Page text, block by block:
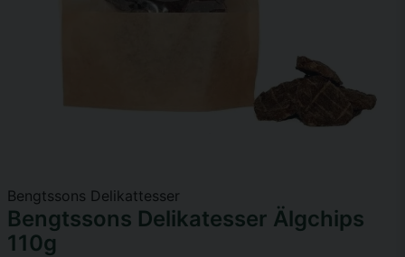
Bengtssons Delikattesser
Bengtssons Delikatesser Älgchips
110g